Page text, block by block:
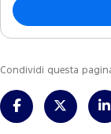
Condividi questa